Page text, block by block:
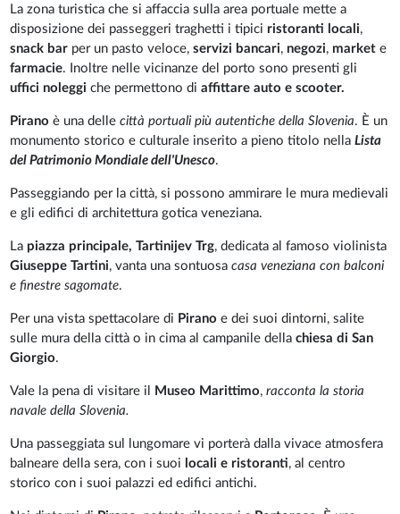
La zona turistica che si affaccia sulla area portuale mette a
disposizione dei passeggeri traghetti i tipici ristoranti locali,
snack bar per un pasto veloce,servizi bancari, negozi, market e
farmacie. Inoltre nelle vicinanze del porto sono presenti gli
uffici noleggiche permettono diaffittare auto e scooter.
Pirano è una delle città portuali più autentiche della Slovenia. È un
monumento storico e culturale inserito a pieno titolo nellaLista
del Patrimonio Mondiale dell'Unesco.
Passeggiando per la città, si possono ammirare le mura medievali
e gli edifici di architettura gotica veneziana.
La piazza principale, Tartinijev Trg, dedicata al famoso violinista
Giuseppe Tartini, vanta una sontuosacasa veneziana con balconi
e finestre sagomate.
Per una vista spettacolare di Pirano e dei suoi dintorni, salite
sulle mura della città o in cima al campanile dellachiesa di San
Giorgio.
Vale la pena di visitare il Museo Marittimo,racconta la storia
navale della Slovenia.
Una passeggiata sul lungomare vi porterà dalla vivace atmosfera
balneare della sera, con i suoi locali e ristoranti, al centro
storico con i suoi palazzi ed edifici antichi.